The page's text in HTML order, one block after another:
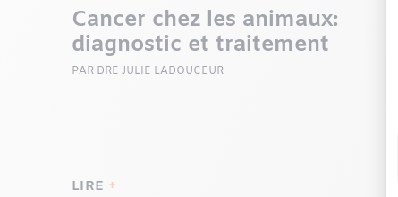
Cancer chez les animaux:
diagnostic et traitement
PAR DRE JULIE LADOUCEUR
LIRE